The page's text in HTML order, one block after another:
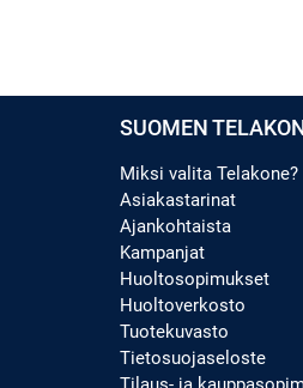
SUOMEN
Miksi valita Telakone?
Asiakastarinat
Ajankohtaista
Kampanjat
Huoltosopimukset
Huoltoverkosto
Tuotekuvasto
Tietosuojaseloste